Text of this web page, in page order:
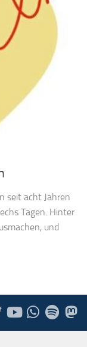
seit acht Jahren
Tagen. Hinter
und